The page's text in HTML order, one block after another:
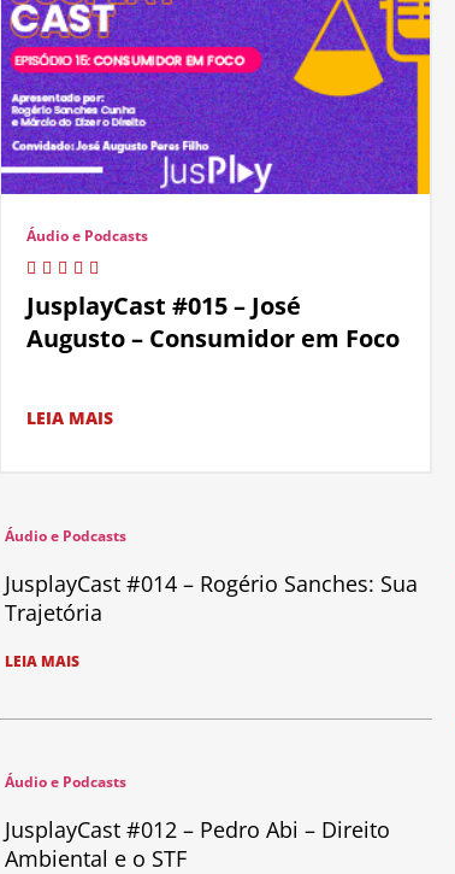
Áudio e Podcasts
JusplayCast #015 – José
Augusto – Consumidor em Foco
LEIA MAIS
Áudio e Podcasts
JusplayCast #014 – Rogério Sanches: Sua
Trajetória
LEIA MAIS
Áudio e Podcasts
JusplayCast #012 – Pedro Abi – Direito
Ambiental e o STF